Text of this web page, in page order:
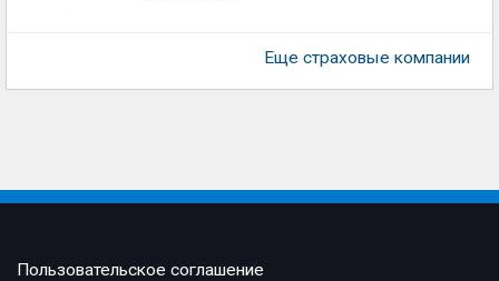
Еще страховые компании
Пользовательское соглашение